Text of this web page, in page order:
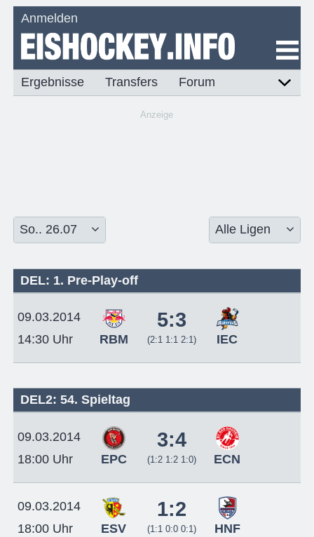
Anmelden
Ergebnisse Transfers Forum
Anzeige
DEL: 1. Pre-Play-off
09.03.2014
14:30 Uhr
RBM
5:3
(2:1 1:1 2:1) IEC
DEL2: 54. Spieltag
09.03.2014
18:00 Uhr
EPC
3:4
(1:2 1:2 1:0) ECN
09.03.2014
18:00 Uhr
ESV
1:2
(1:1 0:0 0:1) HNF